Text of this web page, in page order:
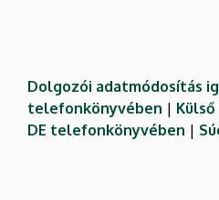
Dolgozói adatmódosítás
telefonkönyvében |
DE telefonkönyvében |